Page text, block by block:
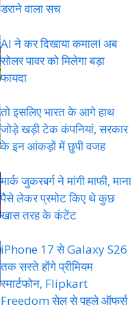
डराने वाला सच
AI ने कर दिखाया कमाल! अब
सोलर पावर को मिलेगा बड़ा
फायदा
तो इसलिए भारत के आगे हाथ
जोड़े खड़ी टेक कंपनियां, सरकार
के इन आंकड़ों में छुपी वजह
मार्क जुकरबर्ग ने मांगी माफी, माना
पैसे लेकर प्रमोट क‍िए थे कुछ
खास तरह के कंटेंट
iPhone 17 से Galaxy S26
तक सस्ते होंगे प्रीमियम
स्मार्टफोन, Flipkart
Freedom सेल से पहले ऑफर्स